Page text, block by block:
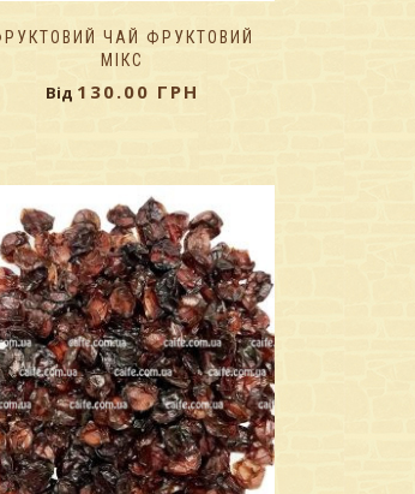
ЧАЙ ФРУКТОВИЙ
МІКС
Від 130.00 ГРН